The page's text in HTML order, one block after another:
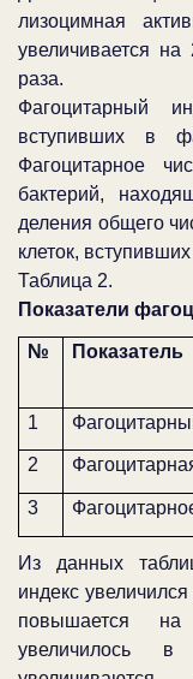
лизоцимная
увеличивается
раза.
Фагоцитарный
вступивших в
Фагоцитарное
бактерий,
деления общего
клеток,
Таблица 2.
Показатели
№ Показатель
1
2
3
Из данных
индекс
повышается на
увеличилось